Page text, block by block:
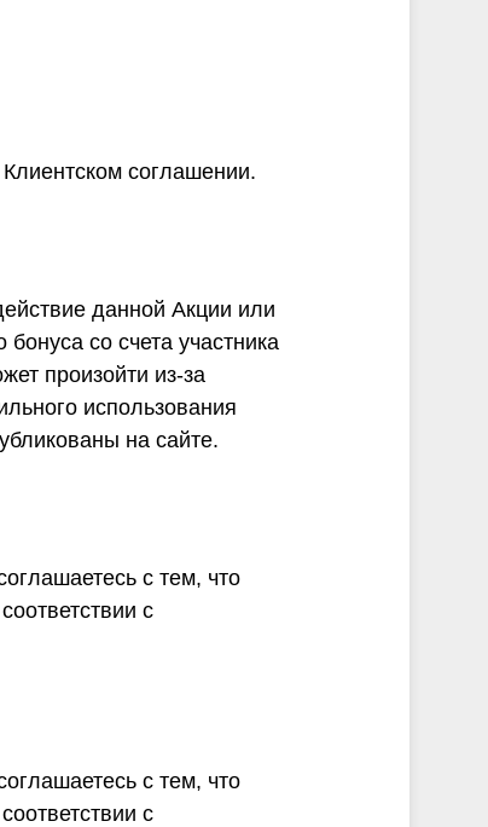
соглашении.
данной Акции или
со счета участника
произойти из-за
использования
на сайте.
с тем, что
с
с тем, что
с